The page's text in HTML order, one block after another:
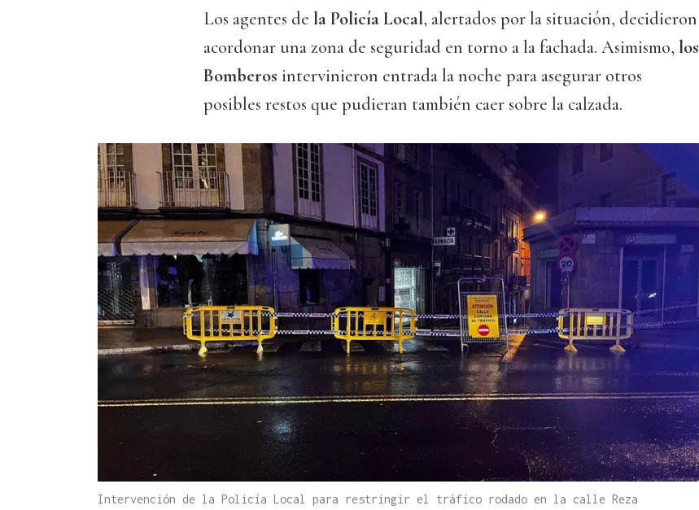
Los agentes de la Policía Local, alertados por la situación, decidieron
acordonar una zona de seguridad en torno a la fachada. Asimismo, los
Bomberos intervinieron entrada la noche para asegurar otros
posibles restos que pudieran también caer sobre la calzada.
Intervención de la Policía Local para restringir el tráfico rodado en la calle Reza